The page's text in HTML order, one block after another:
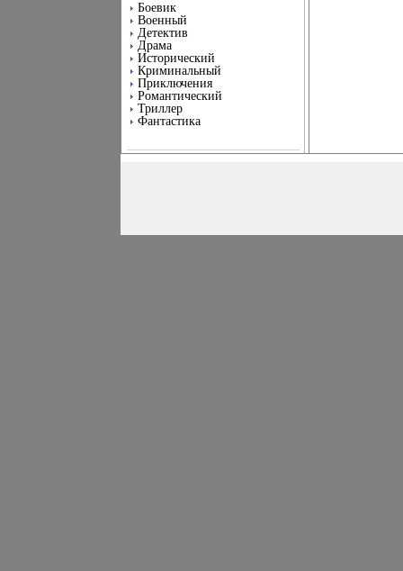
Боевик
Военный
Детектив
Драма
Исторический
Криминальный
Приключения
Романтический
Триллер
Фантастика